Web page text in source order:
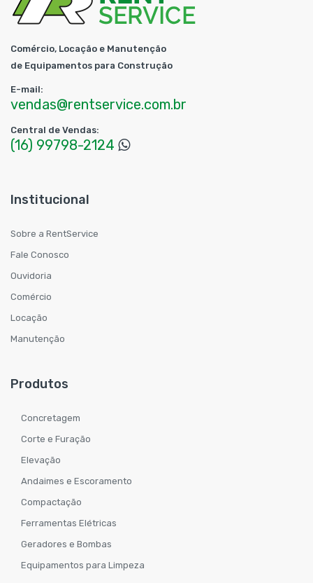
Comércio, Locação e Manutenção
de Equipamentos para Construção
E-mail:
vendas@rentservice.com.br
Central de Vendas:
(16) 99798-2124
Institucional
Sobre a RentService
Fale Conosco
Ouvidoria
Comércio
Locação
Manutenção
Produtos
Concretagem
Corte e Furação
Elevação
Andaimes e Escoramento
Compactação
Ferramentas Elétricas
Geradores e Bombas
Equipamentos para Limpeza